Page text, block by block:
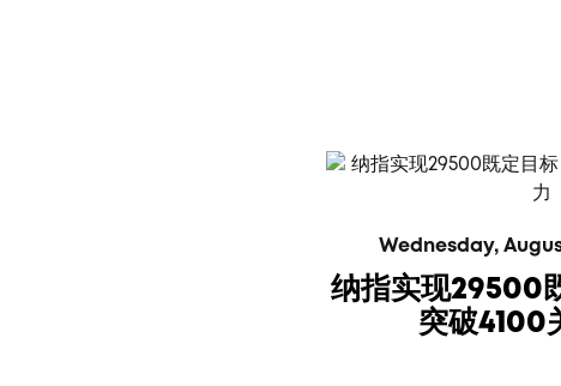
Wednesday,
纳指实现29500
突破4100